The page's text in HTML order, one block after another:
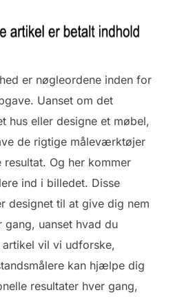
er nøgleordene inden for
Uanset om det
hus eller designe et møbel,
de rigtige måleværktøjer
Og her kommer
ind i billedet. Disse
designet til at give dig nem
uanset hvad du
vil vi udforske,
kan hjælpe dig
resultater hver gang,